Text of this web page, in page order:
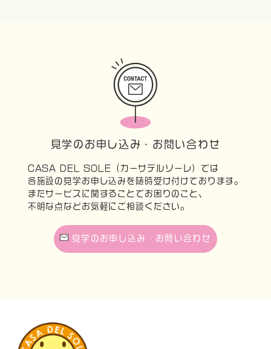
見学のお申し込み・お問い合わせ
CASA DEL SOLE（カーサデルソーレ）では
各施設の見学お申し込みを随時受け付けております。
またサービスに関することでお困りのこと、
不明な点などお気軽にご相談ください。
見学のお申し込み・お問い合わせ